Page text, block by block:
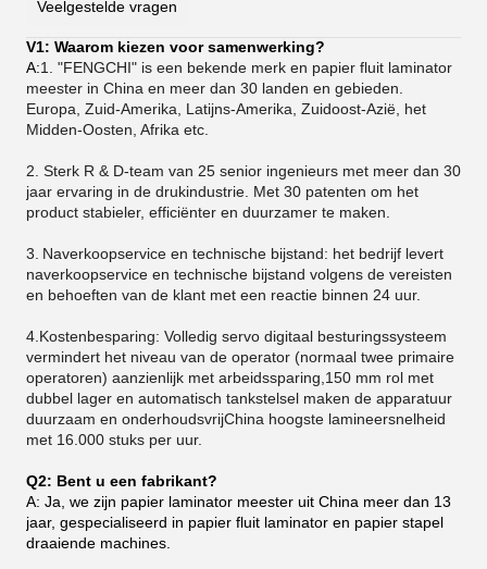
Veelgestelde vragen
V1: Waarom kiezen voor samenwerking?
A:1. "FENGCHI" is een bekende merk en papier fluit laminator
meester in China en meer dan 30 landen en gebieden.
Europa, Zuid-Amerika, Latijns-Amerika, Zuidoost-Azië, het
Midden-Oosten, Afrika etc.
2. Sterk R & D-team van 25 senior ingenieurs met meer dan 30
jaar ervaring in de drukindustrie. Met 30 patenten om het
product stabieler, efficiënter en duurzamer te maken.
3. Naverkoopservice en technische bijstand: het bedrijf levert
naverkoopservice en technische bijstand volgens de vereisten
en behoeften van de klant met een reactie binnen 24 uur.
4.Kostenbesparing: Volledig servo digitaal besturingssysteem
vermindert het niveau van de operator (normaal twee primaire
operatoren) aanzienlijk met arbeidssparing,150 mm rol met
dubbel lager en automatisch tankstelsel maken de apparatuur
duurzaam en onderhoudsvrijChina hoogste lamineersnelheid
met 16.000 stuks per uur.
Q2: Bent u een fabrikant?
A: Ja, we zijn papier laminator meester uit China meer dan 13
jaar, gespecialiseerd in papier fluit laminator en papier stapel
draaiende machines.